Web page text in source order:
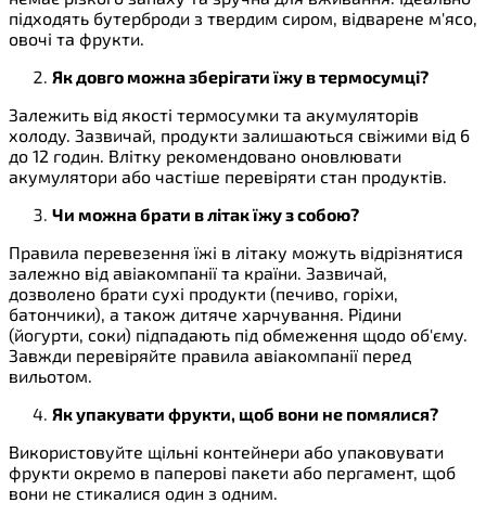
підходять бутерброди з твердим сиром, відварене м'ясо,
овочі та фрукти.
Як довго можна зберігати їжу в термосумці?
Залежить від якості термосумки та акумуляторів
холоду. Зазвичай, продукти залишаються свіжими від 6
до 12 годин. Влітку рекомендовано оновлювати
акумулятори або частіше перевіряти стан продуктів.
Чи можна брати в літак їжу з собою?
Правила перевезення їжі в літаку можуть відрізнятися
залежно від авіакомпанії та країни. Зазвичай,
дозволено брати сухі продукти (печиво, горіхи,
батончики), а також дитяче харчування. Рідини
(йогурти, соки) підпадають під обмеження щодо об'єму.
Завжди перевіряйте правила авіакомпанії перед
вильотом.
Як упакувати фрукти, щоб вони не помялися?
Використовуйте щільні контейнери або упаковувати
фрукти окремо в паперові пакети або пергамент, щоб
вони не стикалися один з одним.